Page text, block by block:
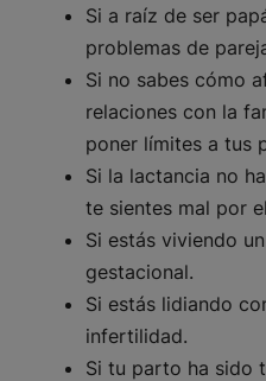
Si a raíz de ser
problemas de
Si no sabes cómo
relaciones con la
poner límites a tus
Si la lactancia no
te sientes mal por
Si estás viviendo
gestacional.
Si estás lidiando
infertilidad.
Si tu parto ha sido